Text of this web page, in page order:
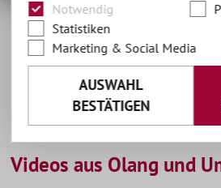
Videos
Unsere Videos
Videos aus Olang und
Notwendig
Statistiken
Marketing & Social Media
AUSWAHL
BESTÄTIGEN